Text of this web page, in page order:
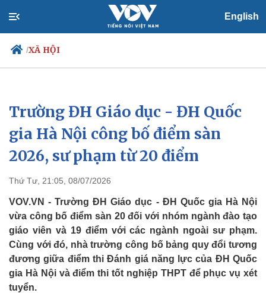
English
/XÃ HỘI
Chính trị
Đảng
Tổ chức nhân sự
Quốc hội
Nhận diện sự thật
Xã hội
Tin 24h
Dự báo thời tiết
Giáo dục
Trường ĐH Giáo dục - ĐH Quốc
gia Hà Nội công bố điểm sàn
2026, sư phạm từ 20 điểm
Thứ Tư, 21:05, 08/07/2026
VOV.VN - Trường ĐH Giáo dục - ĐH Quốc gia Hà Nội
vừa công bố điểm sàn 20 đối với nhóm ngành đào tạo
giáo viên và 19 điểm với các ngành ngoài sư phạm.
Cùng với đó, nhà trường công bố bảng quy đổi tương
đương giữa điểm thi Đánh giá năng lực của ĐH Quốc
gia Hà Nội và điểm thi tốt nghiệp THPT để phục vụ xét
tuyển.